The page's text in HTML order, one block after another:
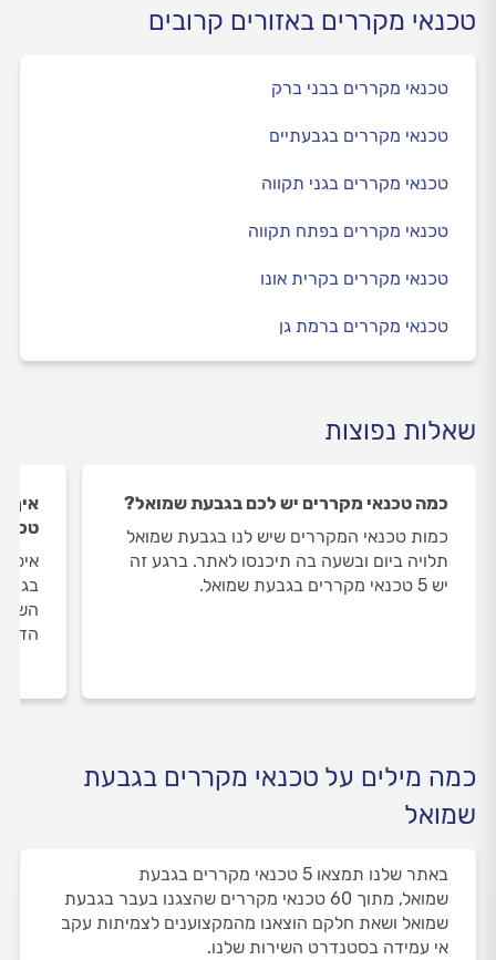
טכנאי מקררים באזורים קרובים
טכנאי מקררים בבני ברק
טכנאי מקררים בגבעתיים
טכנאי מקררים בגני תקווה
טכנאי מקררים בפתח תקווה
טכנאי מקררים בקרית אונו
טכנאי מקררים ברמת גן
שאלות נפוצות
כמה טכנאי מקררים יש לכם בגבעת שמואל?
כמות טכנאי המקררים שיש לנו בגבעת שמואל
תלויה ביום ובשעה בה תיכנסו לאתר. ברגע זה
יש 5 טכנאי מקררים בגבעת שמואל.
איך
כמה מילים על טכנאי מקררים בגבעת
שמואל
באתר שלנו תמצאו 5 טכנאי מקררים בגבעת
שמואל, מתוך 60 טכנאי מקררים שהצגנו בעבר בגבעת
שמואל ושאת חלקם הוצאנו מהמקצוענים לצמיתות עקב
אי עמידה בסטנדרט השירות שלנו.